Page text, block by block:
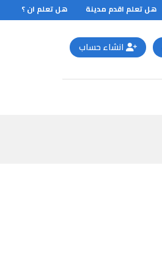
هل تعلم اقدم مدينة هل تعلم ان ؟
انشاء حساب